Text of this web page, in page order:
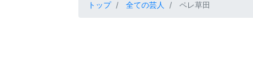
トップ 全ての芸人 ペレ草田